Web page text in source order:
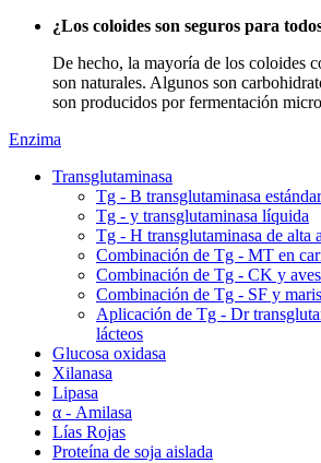
¿Los coloides son seguros para
De hecho, la mayoría de los coloides
son naturales. Algunos son
son producidos por fermentación
Enzima
Transglutaminasa
Tg - B transglutaminasa estándar
Tg - y transglutaminasa líquida
Tg - H transglutaminasa de alta
Combinación de Tg - MT en
Combinación de Tg - CK y
Combinación de Tg - SF y
Aplicación de Tg - Dr
lácteos
Glucosa oxidasa
Xilanasa
Lipasa
α - Amilasa
Lías Rojas
Proteína de soja aislada